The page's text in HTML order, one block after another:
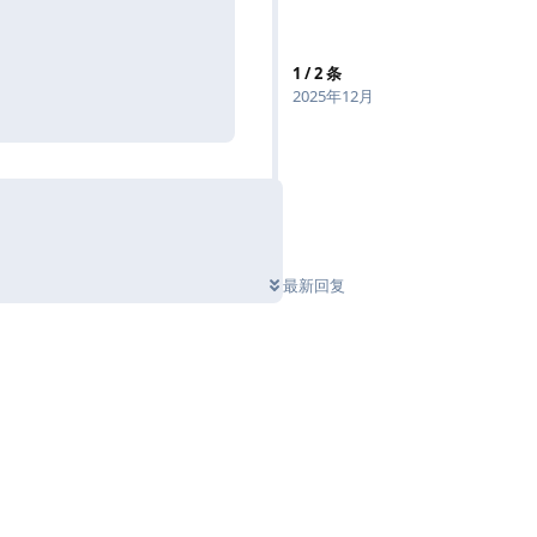
1 /2条
2025年12月
最新回复